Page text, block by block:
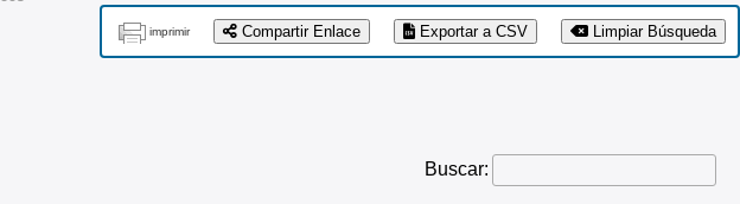
Limpiar Búsqueda
Exportar a CSV
Compartir Enlace
imprimir
Buscar: